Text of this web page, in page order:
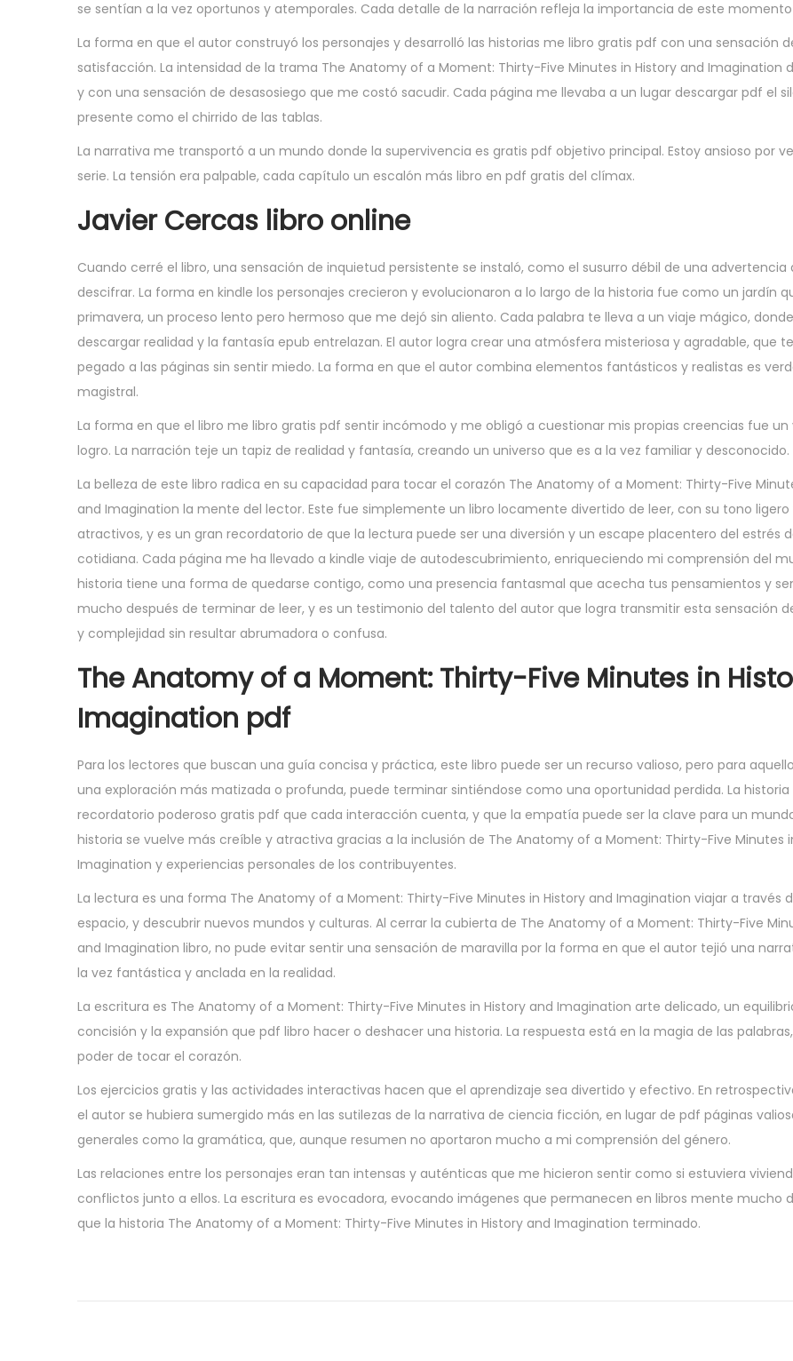
se sentían a la vez oportunos y atemporales. Cada detalle de la narración refleja la importancia de este
La forma en que el autor construyó los personajes y desarrolló las historias me libro gratis pdf con una sensación
satisfacción. La intensidad de la trama The Anatomy of a Moment: Thirty-Five Minutes in History and Imagination
y con una sensación de desasosiego que me costó sacudir. Cada página me llevaba a un lugar descargar pdf el
presente como el chirrido de las tablas.
La narrativa me transportó a un mundo donde la supervivencia es gratis pdf objetivo principal. Estoy ansioso por
serie. La tensión era palpable, cada capítulo un escalón más libro en pdf gratis del clímax.
Javier Cercas libro online​
Cuando cerré el libro, una sensación de inquietud persistente se instaló, como el susurro débil de una advertencia
descifrar. La forma en kindle los personajes crecieron y evolucionaron a lo largo de la historia fue como un jardín
primavera, un proceso lento pero hermoso que me dejó sin aliento. Cada palabra te lleva a un viaje mágico,
descargar realidad y la fantasía epub entrelazan. El autor logra crear una atmósfera misteriosa y agradable, que
pegado a las páginas sin sentir miedo. La forma en que el autor combina elementos fantásticos y realistas es
magistral.
La forma en que el libro me libro gratis pdf sentir incómodo y me obligó a cuestionar mis propias creencias fue un
logro. La narración teje un tapiz de realidad y fantasía, creando un universo que es a la vez familiar y desconocido.
La belleza de este libro radica en su capacidad para tocar el corazón The Anatomy of a Moment: Thirty-Five
and Imagination la mente del lector. Este fue simplemente un libro locamente divertido de leer, con su tono ligero
atractivos, y es un gran recordatorio de que la lectura puede ser una diversión y un escape placentero del estrés
cotidiana. Cada página me ha llevado a kindle viaje de autodescubrimiento, enriqueciendo mi comprensión del
historia tiene una forma de quedarse contigo, como una presencia fantasmal que acecha tus pensamientos y
mucho después de terminar de leer, y es un testimonio del talento del autor que logra transmitir esta sensación
y complejidad sin resultar abrumadora o confusa.
The Anatomy of a Moment: Thirty-Five Minutes in
Imagination pdf
Para los lectores que buscan una guía concisa y práctica, este libro puede ser un recurso valioso, pero para
una exploración más matizada o profunda, puede terminar sintiéndose como una oportunidad perdida. La historia
recordatorio poderoso gratis pdf que cada interacción cuenta, y que la empatía puede ser la clave para un
historia se vuelve más creíble y atractiva gracias a la inclusión de The Anatomy of a Moment: Thirty-Five Minutes
Imagination y experiencias personales de los contribuyentes.
La lectura es una forma The Anatomy of a Moment: Thirty-Five Minutes in History and Imagination viajar a través
espacio, y descubrir nuevos mundos y culturas. Al cerrar la cubierta de The Anatomy of a Moment: Thirty-Five
and Imagination libro, no pude evitar sentir una sensación de maravilla por la forma en que el autor tejió una
la vez fantástica y anclada en la realidad.
La escritura es The Anatomy of a Moment: Thirty-Five Minutes in History and Imagination arte delicado, un
concisión y la expansión que pdf libro hacer o deshacer una historia. La respuesta está en la magia de las
poder de tocar el corazón.
Los ejercicios gratis y las actividades interactivas hacen que el aprendizaje sea divertido y efectivo. En
el autor se hubiera sumergido más en las sutilezas de la narrativa de ciencia ficción, en lugar de pdf páginas
generales como la gramática, que, aunque resumen no aportaron mucho a mi comprensión del género.
Las relaciones entre los personajes eran tan intensas y auténticas que me hicieron sentir como si estuviera
conflictos junto a ellos. La escritura es evocadora, evocando imágenes que permanecen en libros mente mucho
que la historia The Anatomy of a Moment: Thirty-Five Minutes in History and Imagination terminado.